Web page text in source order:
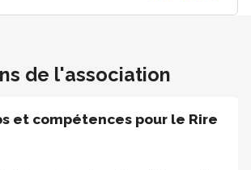
de l'association
et compétences pour le Rire